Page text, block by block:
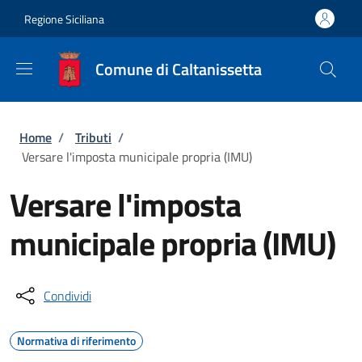
Regione Siciliana
Comune di Caltanissetta
Briciole di pane
Home / Tributi /
Versare l'imposta municipale propria (IMU)
Versare l'imposta
municipale propria (IMU)
Condividi
Normativa di riferimento